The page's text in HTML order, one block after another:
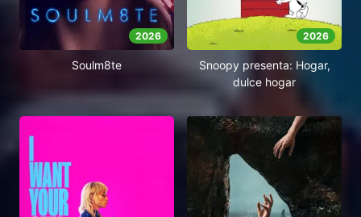
2026
Soulm8te
2026
Snoopy presenta: Hogar,
dulce hogar